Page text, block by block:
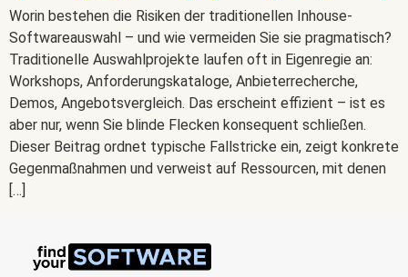
Worin bestehen die Risiken der traditionellen Inhouse-
Softwareauswahl – und wie vermeiden Sie sie pragmatisch?
Traditionelle Auswahlprojekte laufen oft in Eigenregie an:
Workshops, Anforderungskataloge, Anbieterrecherche,
Demos, Angebotsvergleich. Das erscheint effizient – ist es
aber nur, wenn Sie blinde Flecken konsequent schließen.
Dieser Beitrag ordnet typische Fallstricke ein, zeigt konkrete
Gegenmaßnahmen und verweist auf Ressourcen, mit denen
[…]